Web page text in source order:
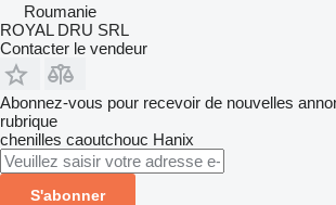
Roumanie
ROYAL DRU SRL
Contacter le vendeur
Abonnez-vous pour recevoir de nouvelles
rubrique
chenilles caoutchouc Hanix
S'abonner